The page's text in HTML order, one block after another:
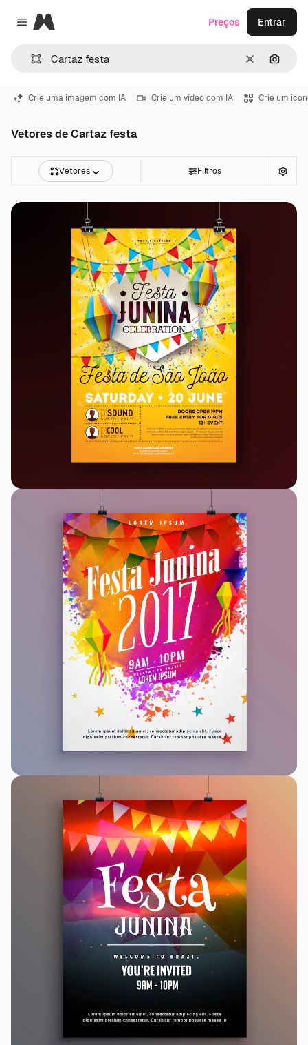
Close menu
Magnific
Limpar
Preços Entrar
Crie uma imagem com IA Crie um vídeo com IA Crie um
Vetores de Cartaz festa
Vetores Filtros